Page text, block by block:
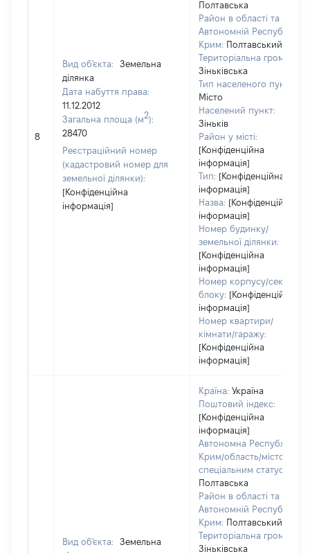
8
Вид об'єкта:
Земельна
ділянка
Дата набуття права:
11.12.2012
Загальна площа (м2):
28470
Реєстраційний номер
(кадастровий номер для
земельної ділянки):
[Конфіденційна
інформація]
Полтавська
Район в області та
Автономній Республіці
Крим: Полтавський
Територіальна громада:
Зіньківська
Тип населеного пункту:
Місто
Населений пункт:
Зіньків
Район у місті:
[Конфіденційна
інформація]
Тип: [Конфіденційна
інформація]
Назва: [Конфіденційна
інформація]
Номер будинку/
земельної ділянки:
[Конфіденційна
інформація]
Номер корпусу/секції/
блоку: [Конфіденційна
інформація]
Номер квартири/
кімнати/гаражу:
[Конфіденційна
інформація]
Вид об'єкта:
Земельна
Країна: Україна
Поштовий індекс:
[Конфіденційна
інформація]
Автономна Республіка
Крим/область/місто зі
спеціальним статусом:
Полтавська
Район в області та
Автономній Республіці
Крим: Полтавський
Територіальна громада:
Зіньківська